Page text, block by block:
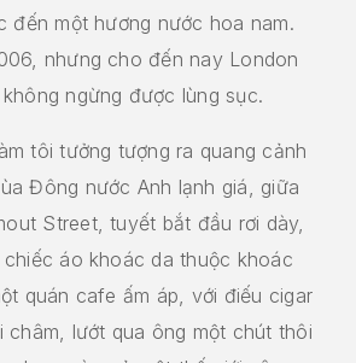
đến một hương nước hoa nam.
nhưng cho đến nay London
ngừng được lùng sục.
tôi tưởng tượng ra quang cảnh
Đông nước Anh lạnh giá, giữa
Street, tuyết bắt đầu rơi dày,
áo khoác da thuộc khoác
quán cafe ấm áp, với điếu cigar
châm, lướt qua ông một chút thôi